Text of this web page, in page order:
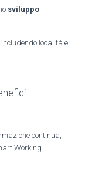
sviluppo
località e
continua,
Working